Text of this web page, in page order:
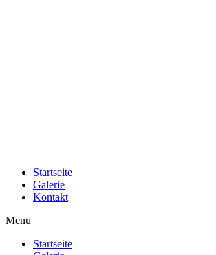
Startseite
Galerie
Kontakt
Menu
Startseite